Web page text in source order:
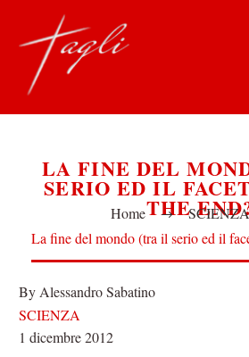
LA FINE DEL
SERIO ED IL
THE
Home
SCIENZA
La fine del mondo (tra il serio ed il
By Alessandro Sabatino
SCIENZA
1 dicembre 2012